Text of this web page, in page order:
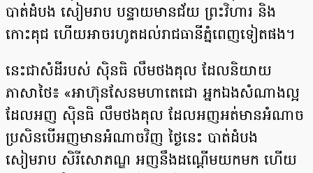
បាត់ដំបង សៀមរាប បន្ទាយមានជ័យ ព្រះវិហារ និង
កោះគុជ ហើយអាចរហូតដល់រាជធានីភ្នំពេញទៀតផង។
នេះជាសំដីរបស់ ស៊ិនធិ លឹមថងគុល ដែលនិយាយ
ភាសាថៃ៖ «អាហ៊ុនសែនមហាតេជោ អ្នកឯងសំណាងល្អ
ដែលអញ ស៊ិនធិ លឹមថងគុល ដែលអញអត់មានអំណាច
ប្រសិនបើអញមានអំណាចវិញ ថ្ងៃនេះ បាត់ដំបង
សៀមរាប សិរីសោភណ្ឌ អញនឹងដណ្តើមយកមក ហើយ